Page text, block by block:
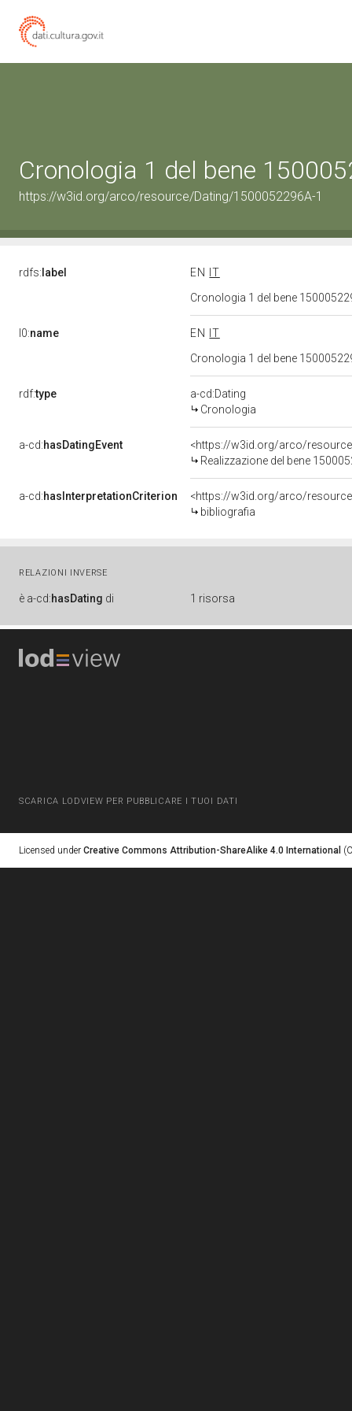
Cronologia 1 del bene
https://w3id.org/arco/resource/Dating/1500052296A-1
rdfs: label EN
IT
Cronologia 1 del bene
l0:name EN
IT
Cronologia 1 del bene
rdf:type
a-cd:Dating
Cronologia
a-cd:hasDatingEvent
<https://w3id.org/arco/
Realizzazione del bene
a-cd:hasInterpretationCriterion
<https://w3id.org/arco/
bibliografia
RELAZIONI INVERSE
è a-cd:hasDating di 1 risorsa
SCARICA LODVIEW PER PUBBLICARE I TUOI DATI
Licensed under Creative Commons Attribution-ShareAlike 4.0 International